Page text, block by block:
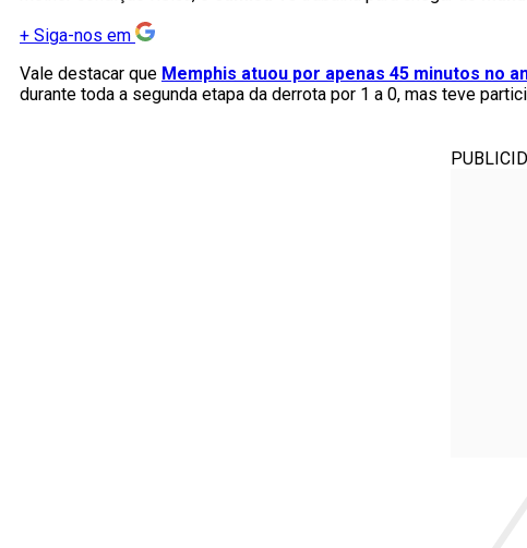
+ Siga-nos em
Vale destacar que Memphis atuou por apenas 45 minutos no
durante toda a segunda etapa da derrota por 1 a 0, mas teve